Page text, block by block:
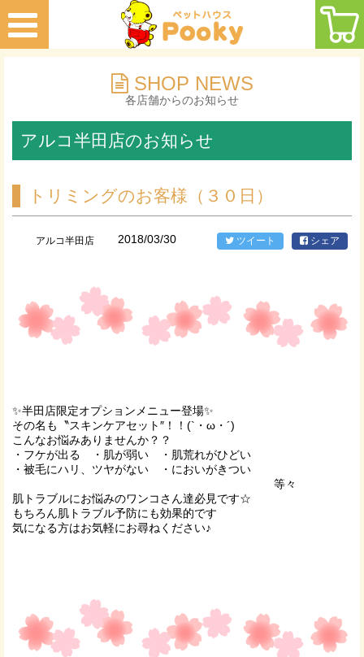
SHOP NEWS
各店舗からのお知らせ
アルコ半田店のお知らせ
トリミングのお客様（３０日）
アルコ半田店 2018/03/30 ツイート シェア
✨半田店限定オプションメニュー登場✨
その名も〝スキンケアセット″！！(`・ω・´)
こんなお悩みありませんか？？
・フケが出る ・肌が弱い ・肌荒れがひどい
・被毛にハリ、ツヤがない ・においがきつい
等々
肌トラブルにお悩みのワンコさん達必見です☆
もちろん肌トラブル予防にも効果的です
気になる方はお気軽にお尋ねください♪